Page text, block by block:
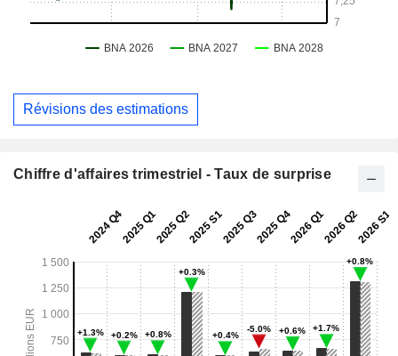
Révisions des estimations
Chiffre d'affaires trimestriel - Taux de surprise